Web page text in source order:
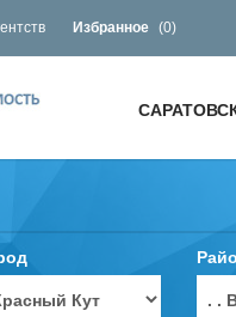
Избранное (0)
. .